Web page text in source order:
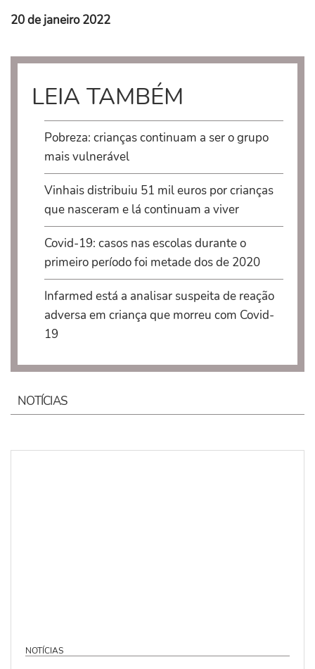
20 de janeiro 2022
LEIA TAMBÉM
Pobreza: crianças continuam a ser o grupo
mais vulnerável
Vinhais distribuiu 51 mil euros por crianças
que nasceram e lá continuam a viver
Covid-19: casos nas escolas durante o
primeiro período foi metade dos de 2020
Infarmed está a analisar suspeita de reação
adversa em criança que morreu com Covid-
19
NOTÍCIAS
NOTÍCIAS